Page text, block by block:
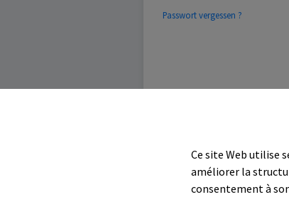
Passwort vergessen ?
Ce site Web utilise
améliorer la
consentement à